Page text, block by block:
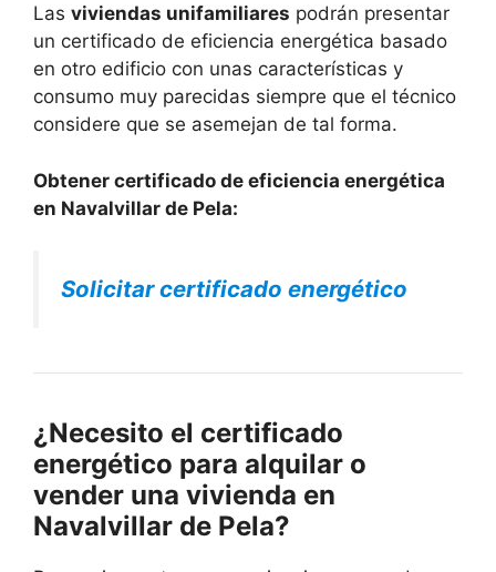
Las viviendas unifamiliares podrán presentar
un certificado de eficiencia energética basado
en otro edificio con unas características y
consumo muy parecidas siempre que el técnico
considere que se asemejan de tal forma.
Obtener certificado de eficiencia energética
en Navalvillar de Pela:
Solicitar certificado energético
¿Necesito el certificado
energético para alquilar o
vender una vivienda en
Navalvillar de Pela?